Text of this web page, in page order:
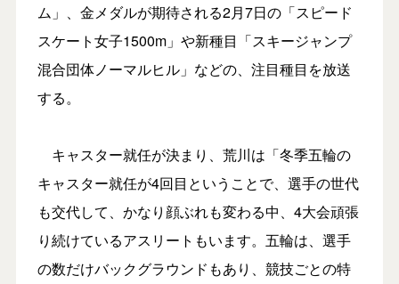
ム」、金メダルが期待される2月7日の「スピード
スケート女子1500m」や新種目「スキージャンプ
混合団体ノーマルヒル」などの、注目種目を放送
する。
キャスター就任が決まり、荒川は「冬季五輪の
キャスター就任が4回目ということで、選手の世代
も交代して、かなり顔ぶれも変わる中、4大会頑張
り続けているアスリートもいます。五輪は、選手
の数だけバックグラウンドもあり、競技ごとの特